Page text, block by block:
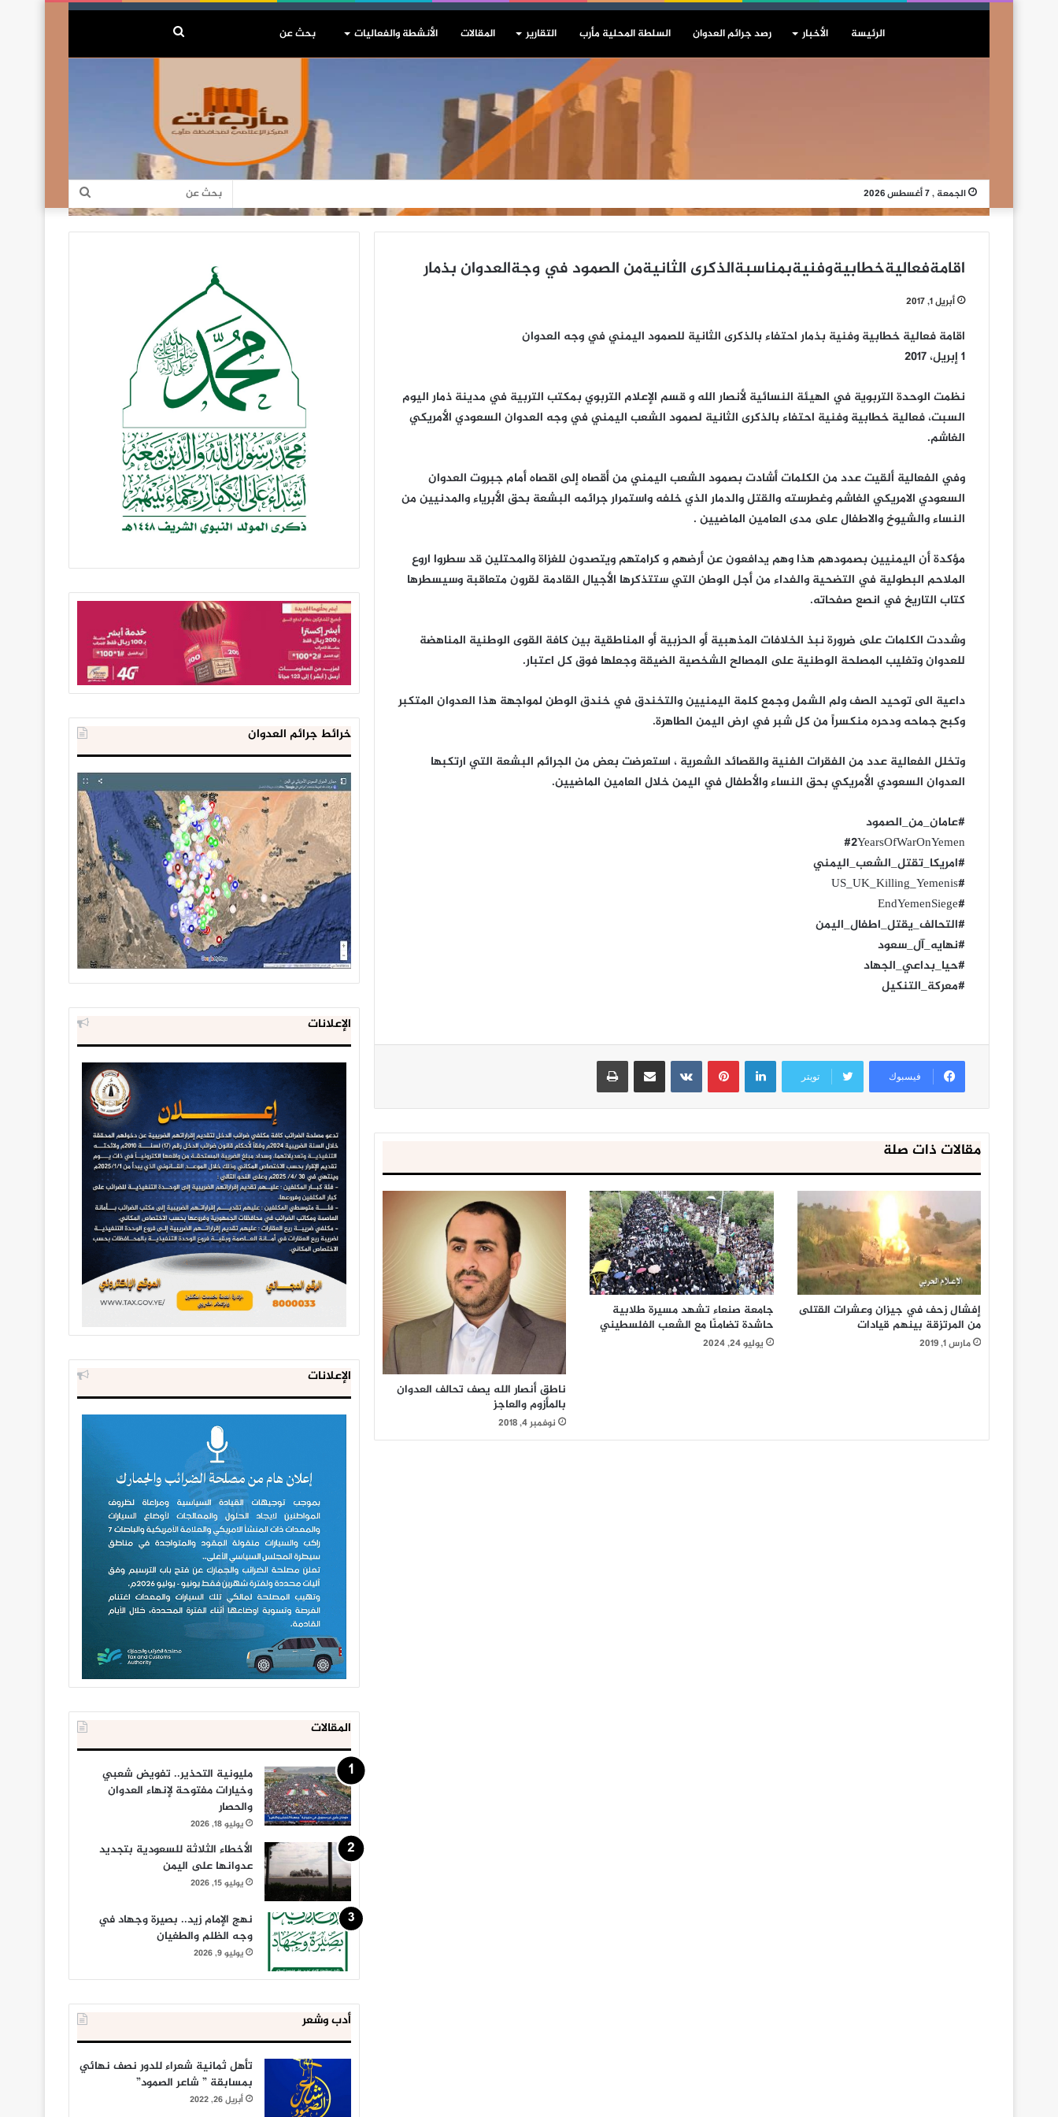
الرئيسة الأخبار رصد جرائم العدوان السلطة المحلية مأرب التقارير المقالات الأنشطة والفعاليات بحث
الجمعة , 7 أغسطس 2026
بحث
عن
اقامةفعاليةخطابيةوفنيةبمناسبةالذكرى الثانيةمن الصمود في وجةالعدوان بذمار
أبريل 1, 2017
اقامة فعالية خطابية وفنية بذمار احتفاء بالذكرى الثانية للصمود اليمني في وجه العدوان
1 إبريل، 2017
نظمت الوحدة التربوية في الهيئة النسائية لأنصار الله و قسم الإعلام التربوي بمكتب التربية في مدينة ذمار اليوم
السبت، فعالية خطابية وفنية احتفاء بالذكرى الثانية لصمود الشعب اليمني في وجه العدوان السعودي الأمريكي
الغاشم.
وفي الفعالية ألقيت عدد من الكلمات أشادت بصمود الشعب اليمني من أقصاه إلى اقصاه أمام جبروت العدوان
السعودي الامريكي الغاشم وغطرسته والقتل والدمار الذي خلفه واستمرار جرائمه البشعة بحق الأبرياء والمدنيين من
النساء والشيوخ والاطفال على مدى العامين الماضيين .
مؤكدة أن اليمنيين بصمودهم هذا وهم يدافعون عن أرضهم و كرامتهم ويتصدون للغزاة والمحتلين قد سطروا اروع
الملاحم البطولية في التضحية والفداء من أجل الوطن التي ستتذكرها الأجيال القادمة لقرون متعاقبة وسيسطرها
كتاب التاريخ في انصع صفحاته.
وشددت الكلمات على ضرورة نبذ الخلافات المذهبية أو الحزبية أو المناطقية بين كافة القوى الوطنية المناهضة
للعدوان وتغليب المصلحة الوطنية على المصالح الشخصية الضيقة وجعلها فوق كل اعتبار.
داعية الى توحيد الصف ولم الشمل وجمع كلمة اليمنيين والتخندق في خندق الوطن لمواجهة هذا العدوان المتكبر
وكبح جماحه ودحره منكسراً من كل شبر في ارض اليمن الطاهرة.
وتخلل الفعالية عدد من الفقرات الفنية والقصائد الشعرية ، استعرضت بعض من الجرائم البشعة التي ارتكبها
العدوان السعودي الأمريكي بحق النساء والأطفال في اليمن خلال العامين الماضيين.
#عامان_من_الصمود
#2YearsOfWarOnYemen
#امريكا_تقتل_الشعب_اليمني
#US_UK_Killing_Yemenis
#EndYemenSiege
#التحالف_يقتل_اطفال_اليمن
#نهايه_آل_سعود
#حيا_بداعي_الجهاد
#معركة_التنكيل
فيسبوك تويتر
لينكدإنبينتيريست مشاركة عبر البريد طباعة
مقالات ذات صلة
إفشال زحف في جيزان وعشرات القتلى
من المرتزقة بينهم قيادات
مارس 1, 2019
جامعة صنعاء تشهد مسيرة طلابية
حاشدة تضامنًا مع الشعب الفلسطيني
يوليو 24, 2024
ناطق أنصار الله يصف تحالف العدوان
بالمأزوم والعاجز
نوفمبر 4, 2018
خرائط جرائم العدوان
الإعلانات
الإعلانات
المقالات
مليونية التحذير.. تفويض شعبي
وخيارات مفتوحة لإنهاء العدوان
والحصار
يوليو 18, 2026
الأخطاء الثلاثة للسعودية بتجديد
عدوانها على اليمن
يوليو 15, 2026
نهج الإمام زيد.. بصيرة وجهاد في
وجه الظلم والطغيان
يوليو 9, 2026
أدب وشعر
تأهل ثمانية شعراء للدور نصف نهائي
بمسابقة ” شاعر الصمود”
أبريل 26, 2022